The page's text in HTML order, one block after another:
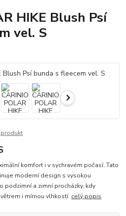
HIKE Blush Psí
vel. S
komfort i v sychravém počasí. Tato
moderní design s vysokou
podzimní a zimní procházky, kdy
i mírnou vlhkostí. celý popis